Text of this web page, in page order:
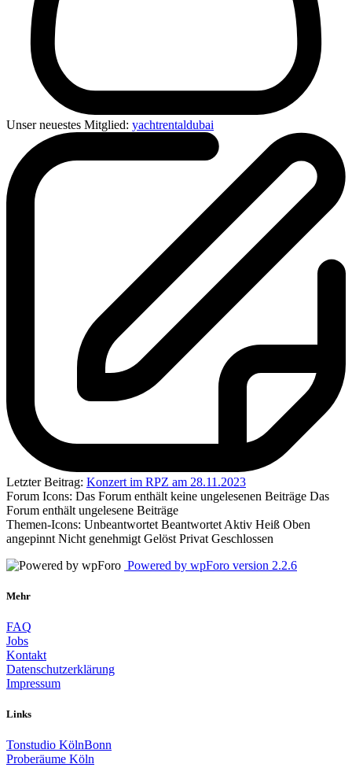
Unser neuestes Mitglied: yachtrentaldubai
Letzter Beitrag: Konzert im RPZ am 28.11.2023
Forum Icons: Das Forum enthält keine ungelesenen Beiträge Das
Forum enthält ungelesene Beiträge
Themen-Icons: Unbeantwortet Beantwortet Aktiv Heiß Oben
angepinnt Nicht genehmigt Gelöst Privat Geschlossen
Powered by wpForo version 2.2.6
Mehr
FAQ
Jobs
Kontakt
Datenschutzerklärung
Impressum
Links
Tonstudio KölnBonn
Proberäume Köln